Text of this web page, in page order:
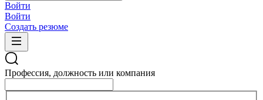
Войти
Войти
Создать резюме
Профессия, должность или компания